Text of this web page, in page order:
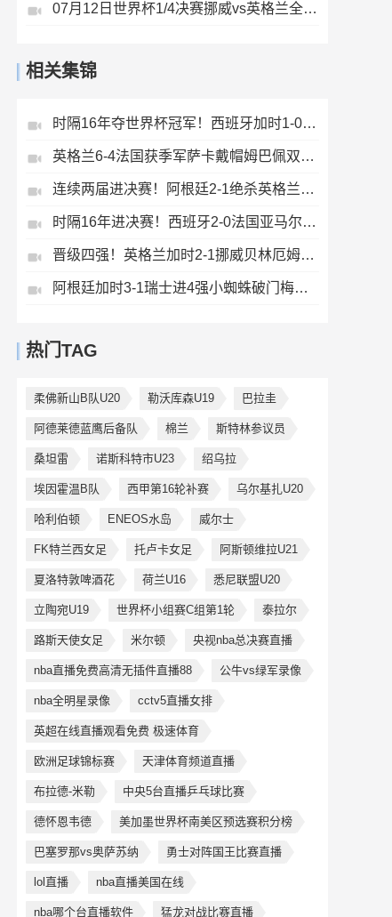
07月12日世界杯1/4决赛挪威vs英格兰全场录像
相关集锦
时隔16年夺世界杯冠军！西班牙加时1-0阿根廷费兰制胜恩佐染红
英格兰6-4法国获季军萨卡戴帽姆巴佩双响创纪录奥利塞2助+失良机
连续两届进决赛！阿根廷2-1绝杀英格兰劳塔罗恩佐破门梅西两助攻
时隔16年进决赛！西班牙2-0法国亚马尔造点奥亚萨瓦尔、波罗破门
晋级四强！英格兰加时2-1挪威贝林厄姆连场双响谢尔德鲁普破门
阿根廷加时3-1瑞士进4强小蜘蛛破门梅西助攻麦卡恩博洛假摔染红
热门TAG
柔佛新山B队U20 勒沃库森U19 巴拉圭
阿德莱德蓝鹰后备队 棉兰 斯特林参议员
桑坦雷 诺斯科特市U23 绍乌拉
埃因霍温B队 西甲第16轮补赛 乌尔基扎U20
哈利伯顿 ENEOS水岛 威尔士
FK特兰西女足 托卢卡女足 阿斯顿维拉U21
夏洛特敦啤酒花 荷兰U16 悉尼联盟U20
立陶宛U19 世界杯小组赛C组第1轮 泰拉尔
路斯天使女足 米尔顿 央视nba总决赛直播
nba直播免费高清无插件直播88 公牛vs绿军录像
nba全明星录像 cctv5直播女排
英超在线直播观看免费 极速体育
欧洲足球锦标赛 天津体育频道直播
布拉德-米勒 中央5台直播乒乓球比赛
德怀恩韦德 美加墨世界杯南美区预选赛积分榜
巴塞罗那vs奥萨苏纳 勇士对阵国王比赛直播
lol直播 nba直播美国在线
nba哪个台直播软件 猛龙对战比赛直播